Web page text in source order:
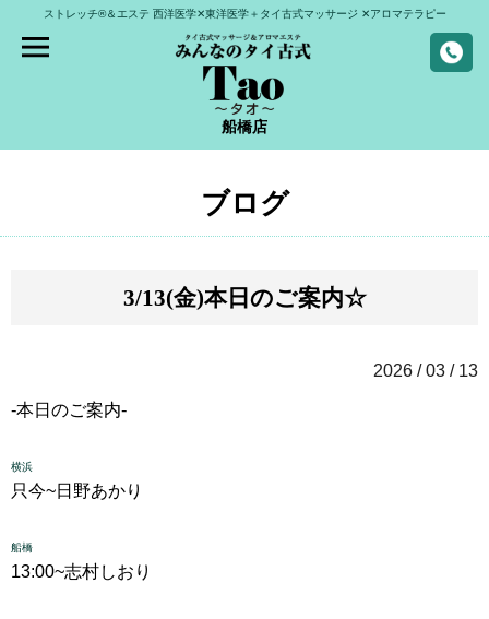
ストレッチ®＆エステ 西洋医学✕東洋医学＋タイ古式マッサージ ✕アロマテラピー
船橋店
ブログ
3/13(金)本日のご案内☆
2026 / 03 / 13
-本日のご案内-
横浜
只今~日野あかり
船橋
13:00~志村しおり